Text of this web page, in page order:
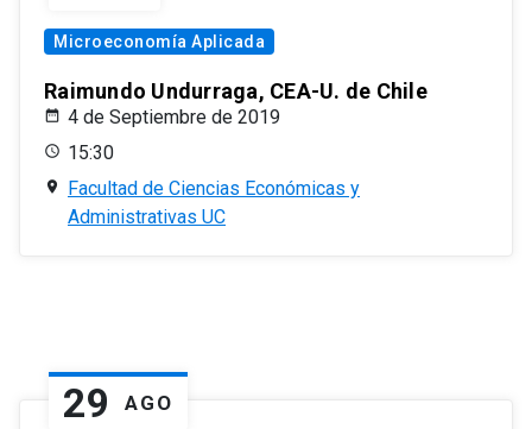
Microeconomía Aplicada
Raimundo Undurraga, CEA-U. de Chile
4 de Septiembre de 2019
15:30
Facultad de Ciencias Económicas y
Administrativas UC
29 AGO